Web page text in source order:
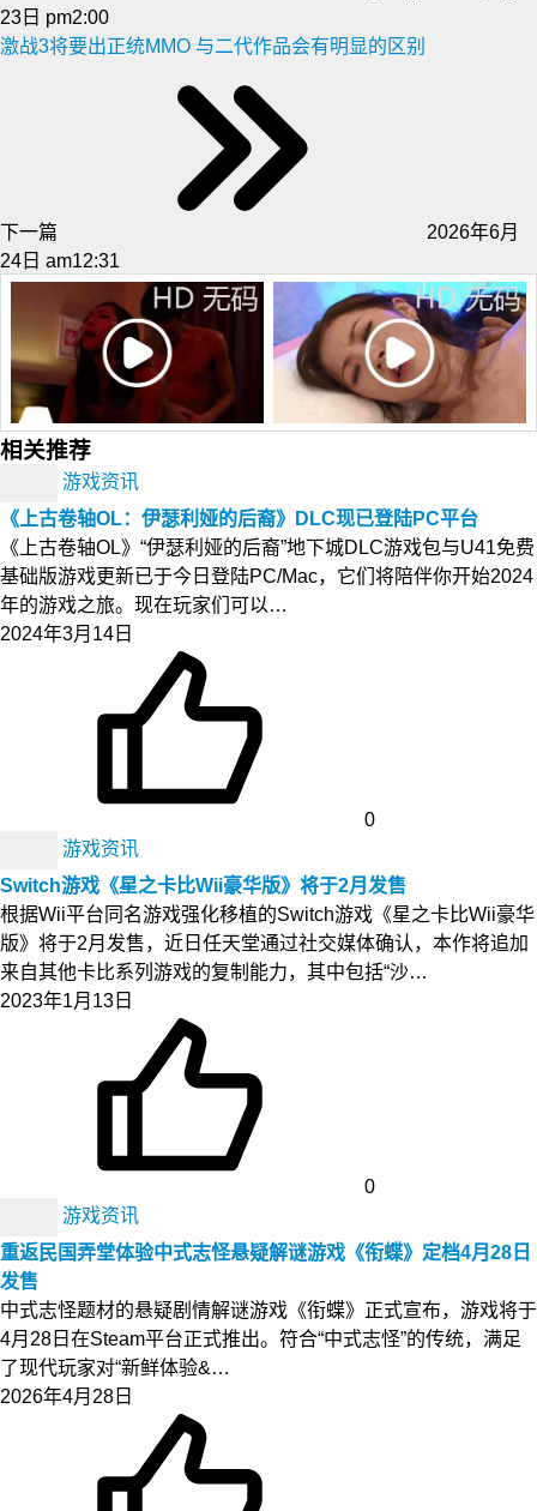
23日 pm2:00
激战3将要出正统MMO 与二代作品会有明显的区别
下一篇
2026年6月
24日 am12:31
相关推荐
游戏资讯
《上古卷轴OL：伊瑟利娅的后裔》DLC现已登陆PC平台
《上古卷轴OL》“伊瑟利娅的后裔”地下城DLC游戏包与U41免费
基础版游戏更新已于今日登陆PC/Mac，它们将陪伴你开始2024
年的游戏之旅。现在玩家们可以…
2024年3月14日
0
游戏资讯
Switch游戏《星之卡比Wii豪华版》将于2月发售
根据Wii平台同名游戏强化移植的Switch游戏《星之卡比Wii豪华
版》将于2月发售，近日任天堂通过社交媒体确认，本作将追加
来自其他卡比系列游戏的复制能力，其中包括“沙…
2023年1月13日
0
游戏资讯
重返民国弄堂体验中式志怪悬疑解谜游戏《衔蝶》定档4月28日
发售
中式志怪题材的悬疑剧情解谜游戏《衔蝶》正式宣布，游戏将于
4月28日在Steam平台正式推出。符合“中式志怪”的传统，满足
了现代玩家对“新鲜体验&…
2026年4月28日